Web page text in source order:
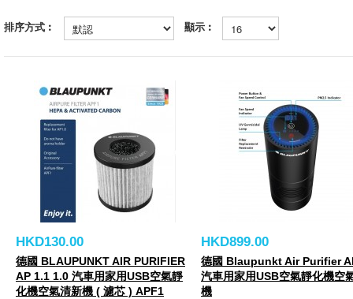
排序方式︰ 顯示︰
HKD130.00
德國 BLAUPUNKT AIR PURIFIER
AP 1.1 1.0 汽車用家用USB空氣靜
化機空氣清新機 ( 濾芯 ) APF1
HKD899.00
德國 Blaupunkt Air Purifier
汽車用家用USB空氣靜化機空
機